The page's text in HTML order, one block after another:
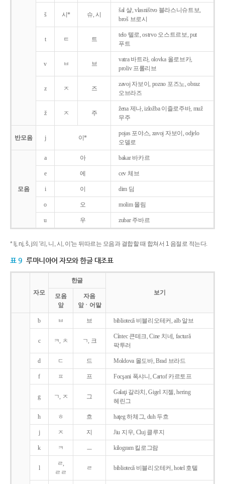
š 시* 슈, 시
šal 샬, vlasništvo 블라스니슈트보,
broš 브로시
t ㅌ 트
telo 텔로, ostrvo 오스트르보, put
푸트
v ㅂ 브
vatra 바트라, olovka 올로브카,
proliv 프롤리브
z ㅈ 즈
zavoj 자보이, pozno 포즈노, obraz
오브라즈
ž ㅈ 주
žena 제나, izložba 이즐로주바, muž
무주
반모음 j 이*
pojas 포야스, zavoj 자보이, odjelo
오델로
모음
a 아 bakar 바카르
e 에 cev 체브
i 이 dim 딤
o 오 molim 몰림
u 우 zubar 주바르
* lj, nj, š, j의 '리, 니, 시, 이'는 뒤따르는 모음과 결합할 때 합쳐서 1 음절로 적는다.
표 9 루마니아어 자모와 한글 대조표
자모
한글
보기
모음
앞
자음
앞ㆍ어말
b ㅂ 브 bibliotecǎ 비블리오테커, alb 알브
c ㅋ, ㅊ ㄱ, 크
Cîntec 큰테크, Cine 치네, facturǎ
팍투러
d ㄷ 드 Moldova 몰도바, Brad 브라드
f ㅍ 프 Focşani 폭샤니, Cartof 카르토프
g ㄱ, ㅈ 그
Galaţi 갈라치, Gigel 지젤, hering
헤린그
h ㅎ 흐 haţeg 하체그, duh 두흐
j ㅈ 지 Jiu 지우, Cluj 클루지
k ㅋ ㅡ kilogram 킬로그람
l
ㄹ,
ㄹㄹ
ㄹ bibliotecǎ 비블리오테커, hotel 호텔